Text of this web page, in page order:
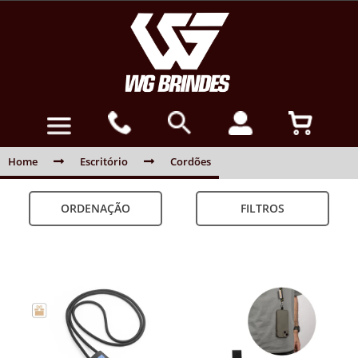
Home Escritório Cordões
ORDENAÇÃO FILTROS